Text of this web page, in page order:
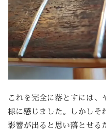
これを完全に落とすには、
様に感じました。しかしそ
影響が出ると思い落とせる